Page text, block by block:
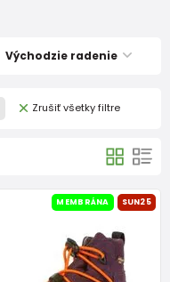
Východzie radenie
Zrušiť všetky filtre
MEMBRÁNA SUN25